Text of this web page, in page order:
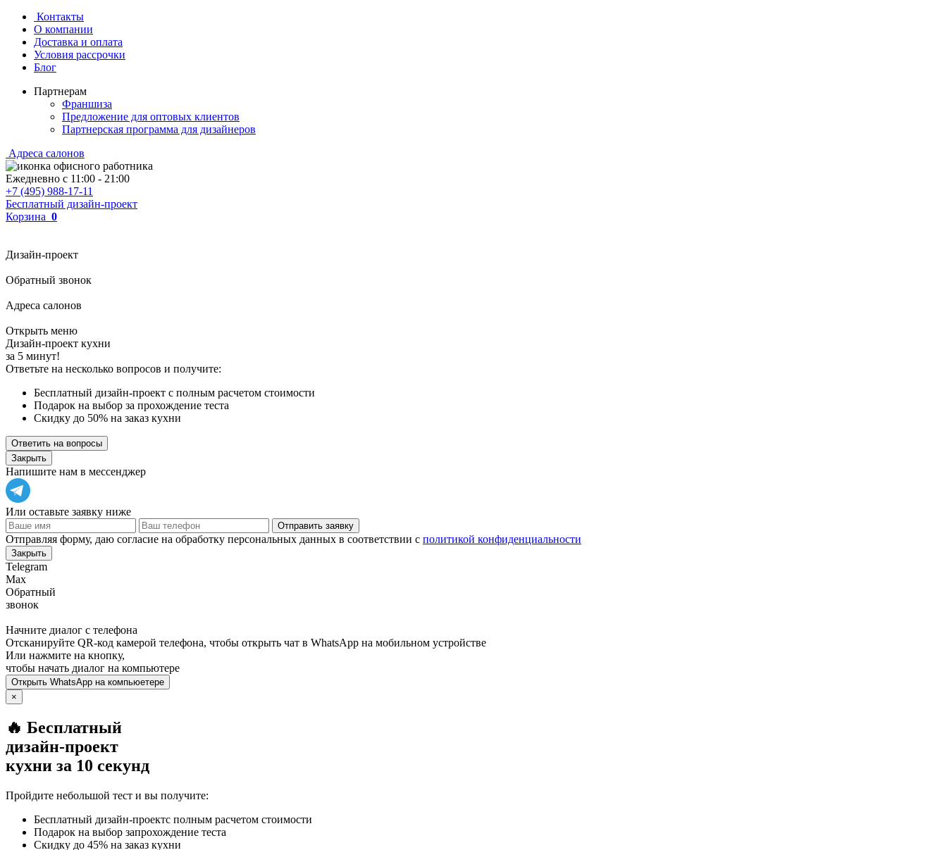
Контакты
О компании
Доставка и оплата
Условия рассрочки
Блог
Партнерам
Франшиза
Предложение для оптовых клиентов
Партнерская программа для дизайнеров
Адреса салонов
Ежедневно с 11:00 - 21:00
+7 (495) 988-17-11
Бесплатный дизайн-проект
Корзина 0
Дизайн-проект
Обратный звонок
Адреса салонов
Открыть меню
Дизайн-проект кухни
за 5 минут!
Ответьте на несколько вопросов и получите:
Бесплатный дизайн-проект с полным расчетом стоимости
Подарок на выбор за прохождение теста
Скидку до 50% на заказ кухни
Ответить на вопросы
Закрыть
Напишите нам в мессенджер
Или оставьте заявку ниже
Отправить заявку
Отправляя форму, даю согласие на обработку персональных данных в соответствии с политикой конфиденциальности
Закрыть
Telegram
Max
Обратный
звонок
Начните диалог с телефона
Отсканируйте QR-код камерой телефона, чтобы открыть чат в WhatsApp на мобильном устройстве
Или нажмите на кнопку,
чтобы начать диалог на компьютере
Открыть WhatsApp на компьюетере
×
🔥 Бесплатный
дизайн-проект
кухни за 10 секунд
Пройдите небольшой тест и вы получите:
Бесплатный дизайн-проектс полным расчетом стоимости
Подарок на выбор запрохождение теста
Скидку до 45% на заказ кухни